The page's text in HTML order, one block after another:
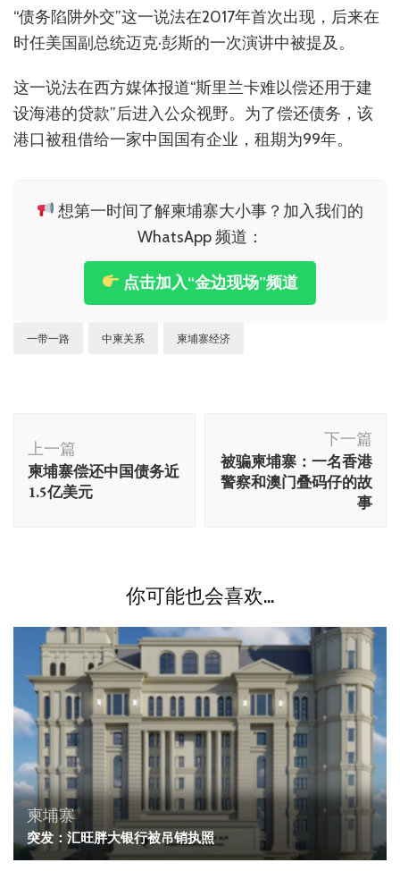
“债务陷阱外交”这一说法在2017年首次出现，后来在
时任美国副总统迈克·彭斯的一次演讲中被提及。
这一说法在西方媒体报道“斯里兰卡难以偿还用于建
设海港的贷款”后进入公众视野。为了偿还债务，该
港口被租借给一家中国国有企业，租期为99年。
想第一时间了解柬埔寨大小事？加入我们的
WhatsApp 频道：
点击加入“金边现场”频道
一带一路 中柬关系 柬埔寨经济
文
导
航
上一篇
柬埔寨偿还中国债务近
1.5亿美元
下一篇
被骗柬埔寨：一名香港
警察和澳门叠码仔的故
事
你可能也会喜欢...
柬埔寨
突发：汇旺胖大银行被吊销执照